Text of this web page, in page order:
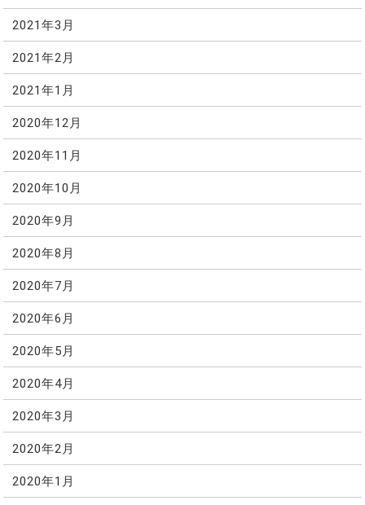
2021年3月
2021年2月
2021年1月
2020年12月
2020年11月
2020年10月
2020年9月
2020年8月
2020年7月
2020年6月
2020年5月
2020年4月
2020年3月
2020年2月
2020年1月